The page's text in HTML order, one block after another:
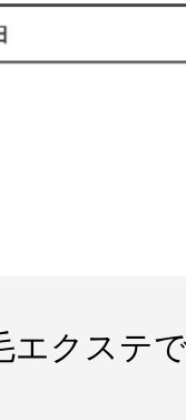
エクステ